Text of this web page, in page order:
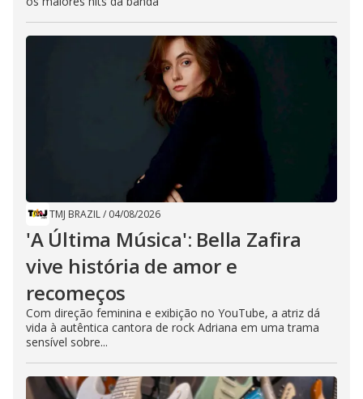
TMJ BRAZIL/ 04/08/2026
'A Última Música': Bella Zafira
vive história de amor e
recomeços
Com direção feminina e exibição no YouTube, a atriz dá
vida à autêntica cantora de rock Adriana em uma trama
sensível sobre...